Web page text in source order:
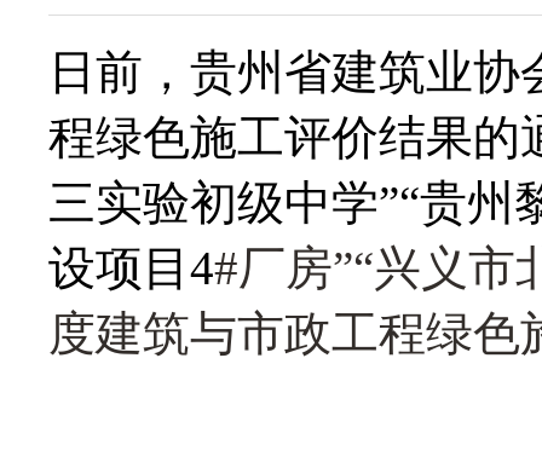
日前，贵州省建筑业
程绿色施工评价结果的
三实验初级中学”“贵
设项目4#厂房”“兴义市
度建筑与市政工程绿色